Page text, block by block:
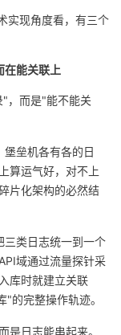
实现角度看，有三个
在能关联上
，而是"能不能关
垒机各有各的日
算运气好，对不上
片化架构的必然结
三类日志统一到一个
域通过流量探针采
库时就建立关联
完整操作轨迹。
日志能串起来。